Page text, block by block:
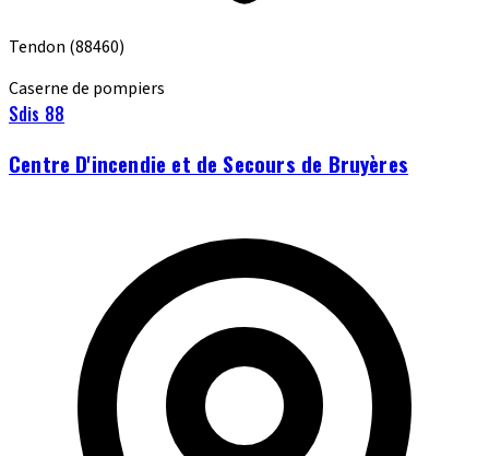
Tendon (88460)
Caserne de pompiers
Sdis 88
Centre D'incendie et de Secours de Bruyères